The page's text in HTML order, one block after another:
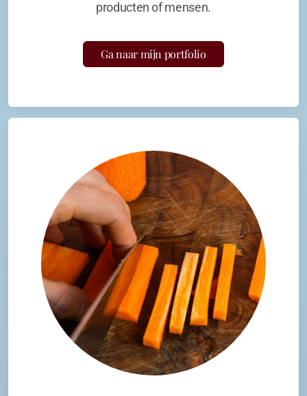
producten of mensen.
Ga naar mijn portfolio